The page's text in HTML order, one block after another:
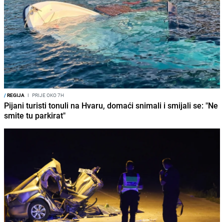
/REGIJA I PRIJE OKO 7H
Pijani turisti tonuli na Hvaru, domaći snimali i smijali se: "Ne
smite tu parkirat"